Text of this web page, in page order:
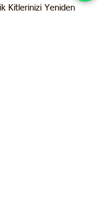
Kitlerinizi Yeniden